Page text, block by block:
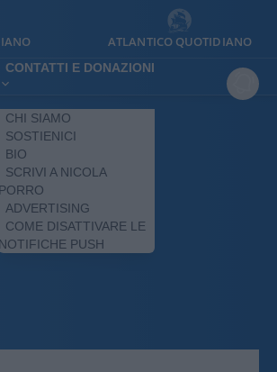
ATLANTICO QUOTIDIANO
CONTATTI E DONAZIONI
CHI SIAMO
SOSTIENICI
BIO
SCRIVI A NICOLA
PORRO
ADVERTISING
COME DISATTIVARE LE
NOTIFICHE PUSH